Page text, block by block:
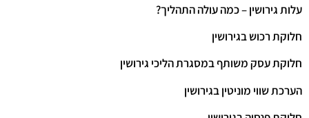
עלות גירושין – כמה עולה התהליך?
חלוקת רכוש בגירושין
חלוקת עסק משותף במסגרת הליכי גירושין
הערכת שווי מוניטין בגירושין